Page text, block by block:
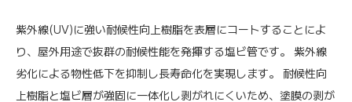
紫外線(UV)に強い耐候性向上樹脂を表層にコートすることによ
り、屋外用途で抜群の耐候性能を発揮する塩ビ管です。 紫外線
劣化による物性低下を抑制し長寿命化を実現します。 耐候性向
上樹脂と塩ビ層が強固に一体化し剥がれにくいため、塗膜の剥が